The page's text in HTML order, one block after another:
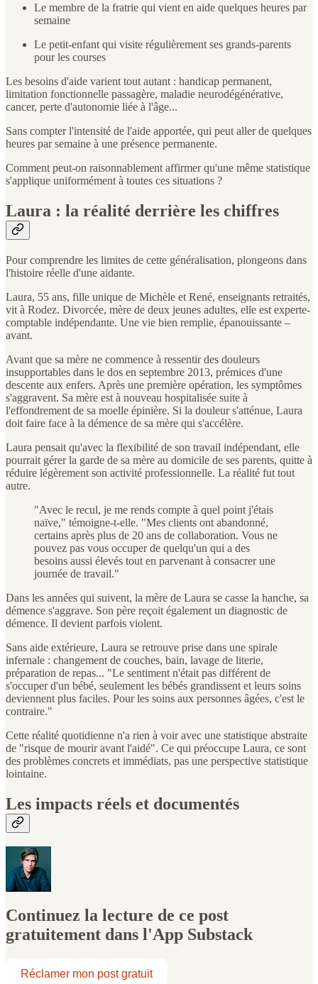
Le membre de la fratrie qui vient en aide quelques heures par
semaine
Le petit-enfant qui visite régulièrement ses grands-parents
pour les courses
Les besoins d'aide varient tout autant : handicap permanent,
limitation fonctionnelle passagère, maladie neurodégénérative,
cancer, perte d'autonomie liée à l'âge...
Sans compter l'intensité de l'aide apportée, qui peut aller de quelques
heures par semaine à une présence permanente.
Comment peut-on raisonnablement affirmer qu'une même statistique
s'applique uniformément à toutes ces situations ?
Laura : la réalité derrière les chiffres
Pour comprendre les limites de cette généralisation, plongeons dans
l'histoire réelle d'une aidante.
Laura, 55 ans, fille unique de Michèle et René, enseignants retraités,
vit à Rodez. Divorcée, mère de deux jeunes adultes, elle est experte-
comptable indépendante. Une vie bien remplie, épanouissante –
avant.
Avant que sa mère ne commence à ressentir des douleurs
insupportables dans le dos en septembre 2013, prémices d'une
descente aux enfers. Après une première opération, les symptômes
s'aggravent. Sa mère est à nouveau hospitalisée suite à
l'effondrement de sa moelle épinière. Si la douleur s'atténue, Laura
doit faire face à la démence de sa mère qui s'accélère.
Laura pensait qu'avec la flexibilité de son travail indépendant, elle
pourrait gérer la garde de sa mère au domicile de ses parents, quitte à
réduire légèrement son activité professionnelle. La réalité fut tout
autre.
"Avec le recul, je me rends compte à quel point j'étais
naïve," témoigne-t-elle. "Mes clients ont abandonné,
certains après plus de 20 ans de collaboration. Vous ne
pouvez pas vous occuper de quelqu'un qui a des
besoins aussi élevés tout en parvenant à consacrer une
journée de travail."
Dans les années qui suivent, la mère de Laura se casse la hanche, sa
démence s'aggrave. Son père reçoit également un diagnostic de
démence. Il devient parfois violent.
Sans aide extérieure, Laura se retrouve prise dans une spirale
infernale : changement de couches, bain, lavage de literie,
préparation de repas... "Le sentiment n'était pas différent de
s'occuper d'un bébé, seulement les bébés grandissent et leurs soins
deviennent plus faciles. Pour les soins aux personnes âgées, c'est le
contraire."
Cette réalité quotidienne n'a rien à voir avec une statistique abstraite
de "risque de mourir avant l'aidé". Ce qui préoccupe Laura, ce sont
des problèmes concrets et immédiats, pas une perspective statistique
lointaine.
Les impacts réels et documentés
Continuez la lecture de ce post
gratuitement dans l'App Substack
Réclamer mon post gratuit